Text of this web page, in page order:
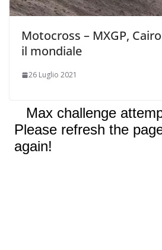
Motocross – MXGP,
il mondiale
26 Luglio 2021